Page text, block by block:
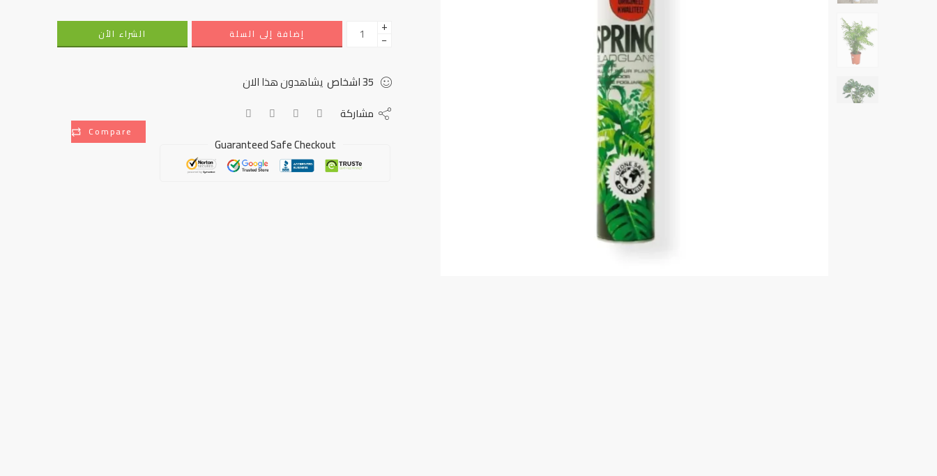
+
− إضافة إلى السلة الشراء الأن
35اشخاص يشاهدون هذا الان
Compare
مشاركة
Guaranteed Safe Checkout